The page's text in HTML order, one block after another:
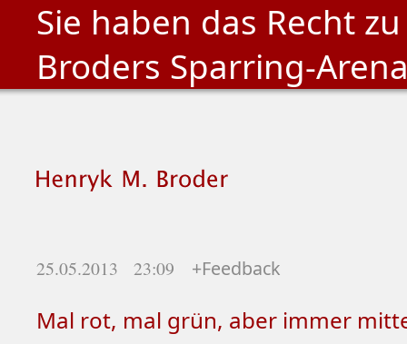
Sie haben das Recht
Broders Sparring-
25.05.2013 23:09 +Feedback
Mal rot, mal grün, aber immer